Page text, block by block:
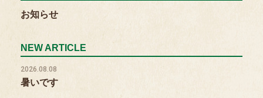
お知らせ
NEW ARTICLE
暑いです
2026.08.08